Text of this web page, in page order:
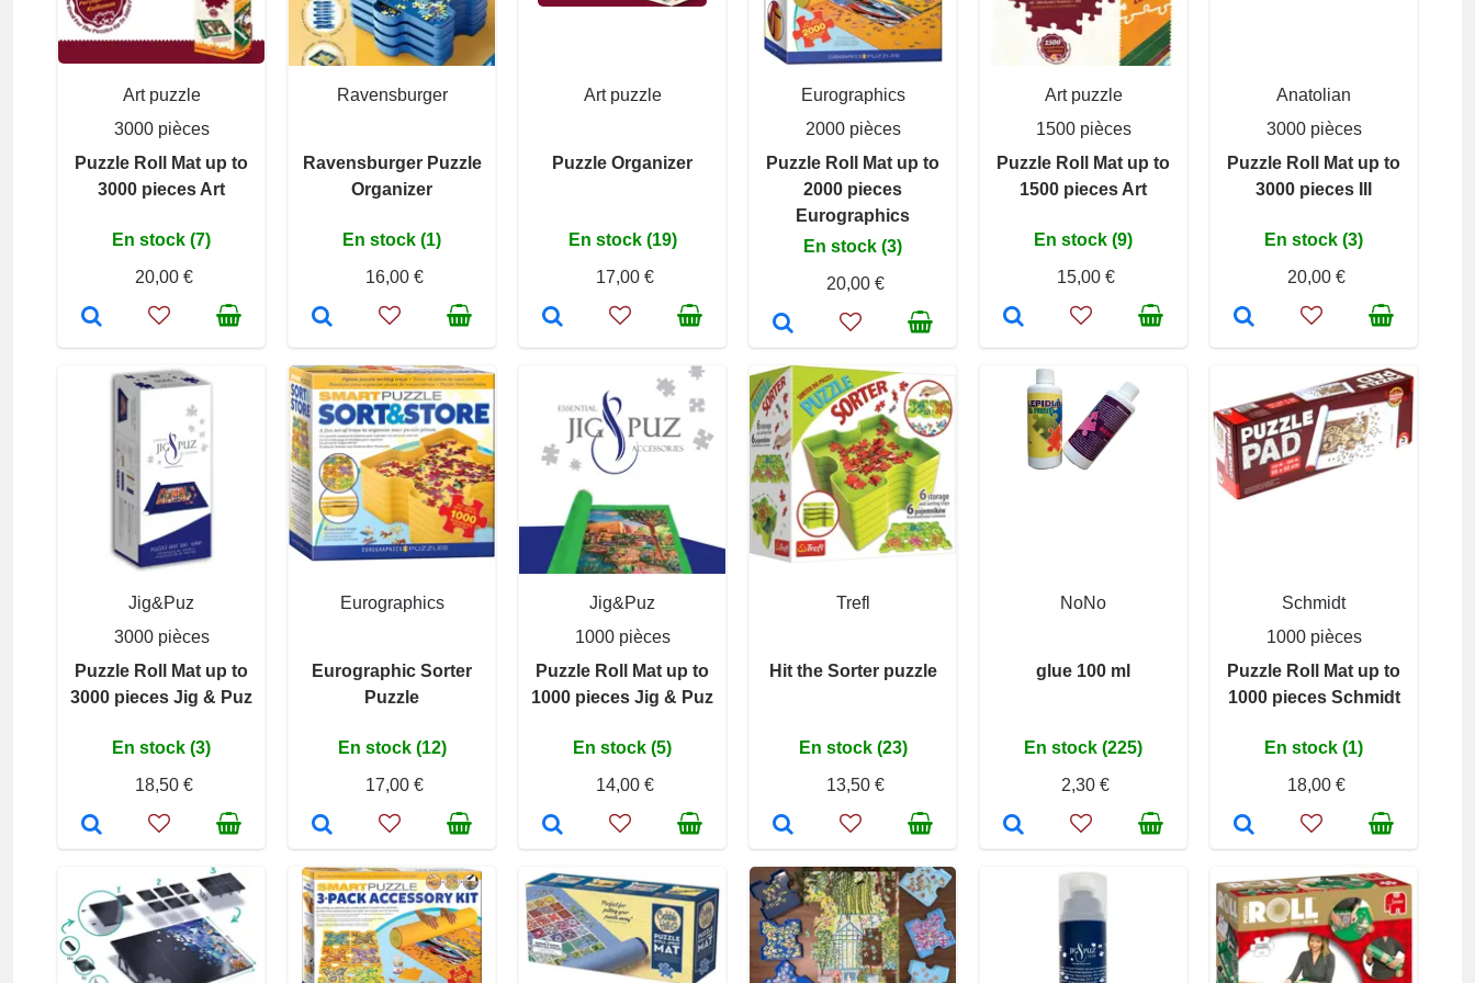
Art puzzle
3000 pièces
Puzzle Roll Mat up to
3000 pieces Art
En stock (7)
20,00 €
Ravensburger
Ravensburger Puzzle
Organizer
En stock (1)
16,00 €
Art puzzle
Puzzle Organizer
En stock (19)
17,00 €
Eurographics
2000 pièces
Puzzle Roll Mat up to
2000 pieces
Eurographics
En stock (3)
20,00 €
Art puzzle
1500 pièces
Puzzle Roll Mat up to
1500 pieces Art
En stock (9)
15,00 €
Anatolian
3000 pièces
Puzzle Roll Mat up to
3000 pieces III
En stock (3)
20,00 €
Jig&Puz
3000 pièces
Puzzle Roll Mat up to
3000 pieces Jig & Puz
En stock (3)
18,50 €
Eurographics
Eurographic Sorter
Puzzle
En stock (12)
17,00 €
Jig&Puz
1000 pièces
Puzzle Roll Mat up to
1000 pieces Jig & Puz
En stock (5)
14,00 €
Trefl
Hit the Sorter puzzle
En stock (23)
13,50 €
NoNo
glue 100 ml
En stock (225)
2,30 €
Schmidt
1000 pièces
Puzzle Roll Mat up to
1000 pieces Schmidt
En stock (1)
18,00 €